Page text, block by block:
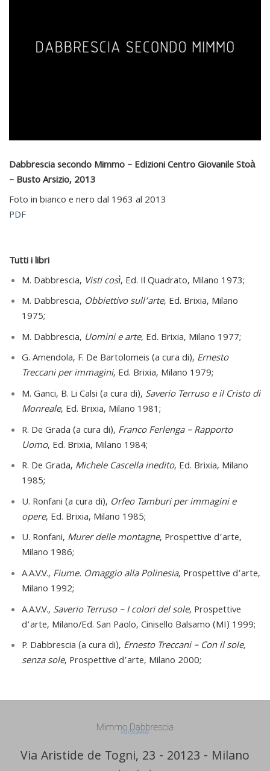
Dabbrescia secondo Mimmo – Edizioni Centro Giovanile Stoà
– Busto Arsizio, 2013
Foto in bianco e nero dal 1963 al 2013
PDF
Tutti i libri
M. Dabbrescia, Visti così, Ed. Il Quadrato, Milano 1973;
M. Dabbrescia, Obbiettivo sull’arte, Ed. Brixia, Milano
1975;
M. Dabbrescia, Uomini e arte, Ed. Brixia, Milano 1977;
G. Amendola, F. De Bartolomeis (a cura di), Ernesto
Treccani per immagini, Ed. Brixia, Milano 1979;
M. Ganci, B. Li Calsi (a cura di), Saverio Terruso e il Cristo di
Monreale, Ed. Brixia, Milano 1981;
R. De Grada (a cura di), Franco Ferlenga – Rapporto
Uomo, Ed. Brixia, Milano 1984;
R. De Grada, Michele Cascella inedito, Ed. Brixia, Milano
1985;
U. Ronfani (a cura di), Orfeo Tamburi per immagini e
opere, Ed. Brixia, Milano 1985;
U. Ronfani, Murer delle montagne, Prospettive d’arte,
Milano 1986;
A.A.V.V., Fiume. Omaggio alla Polinesia, Prospettive d’arte,
Milano 1992;
A.A.V.V., Saverio Terruso – I colori del sole, Prospettive
d’arte, Milano/Ed. San Paolo, Cinisello Balsamo (MI) 1999;
P. Dabbrescia (a cura di), Ernesto Treccani – Con il sole,
senza sole, Prospettive d’arte, Milano 2000;
Via Aristide de Togni, 23 - 20123 - Milano